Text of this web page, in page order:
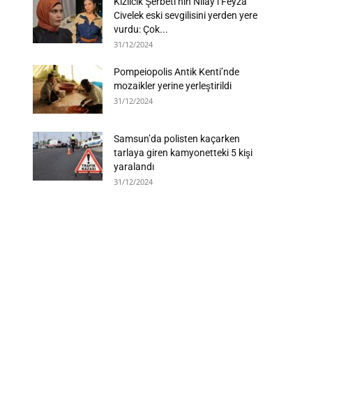
Civelek eski sevgilisini yerden yere
vurdu: Çok...
31/12/2024
Pompeiopolis Antik Kenti’nde
mozaikler yerine yerleştirildi
31/12/2024
Samsun’da polisten kaçarken
tarlaya giren kamyonetteki 5 kişi
yaralandı
31/12/2024